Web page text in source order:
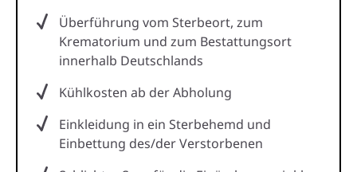
Überführung vom Sterbeort, zum
Krematorium und zum Bestattungsort
innerhalb Deutschlands
Kühlkosten ab der Abholung
Einkleidung in ein Sterbehemd und
Einbettung des/der Verstorbenen